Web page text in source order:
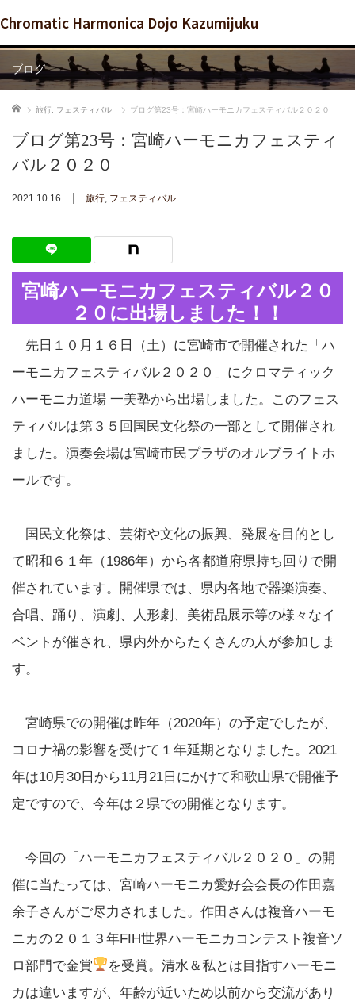
Chromatic Harmonica Dojo Kazumijuku
ブログ
ホーム 旅行 フェスティバル ブログ第23号：宮崎ハーモニカフェスティバル２０２０
ブログ第23号：宮崎ハーモニカフェスティ
バル２０２０
2021.10.16 旅行 フェスティバル
宮崎ハーモニカフェスティバル２０
２０に出場しました！！
先日１０月１６日（土）に宮崎市で開催された「ハ
ーモニカフェスティバル２０２０」にクロマティック
ハーモニカ道場 一美塾から出場しました。このフェス
ティバルは第３５回国民文化祭の一部として開催され
ました。演奏会場は宮崎市民プラザのオルブライトホ
ールです。
国民文化祭は、芸術や文化の振興、発展を目的とし
て昭和６１年（1986年）から各都道府県持ち回りで開
催されています。開催県では、県内各地で器楽演奏、
合唱、踊り、演劇、人形劇、美術品展示等の様々なイ
ベントが催され、県内外からたくさんの人が参加しま
す。
宮崎県での開催は昨年（2020年）の予定でしたが、
コロナ禍の影響を受けて１年延期となりました。2021
年は10月30日から11月21日にかけて和歌山県で開催予
定ですので、今年は２県での開催となります。
今回の「ハーモニカフェスティバル２０２０」の開
催に当たっては、宮崎ハーモニカ愛好会会長の作田嘉
余子さんがご尽力されました。作田さんは複音ハーモ
ニカの２０１３年FIH世界ハーモニカコンテスト複音ソ
ロ部門で金賞
を受賞。清水＆私とは目指すハーモニ
カは違いますが、年齢が近いため以前から交流があり